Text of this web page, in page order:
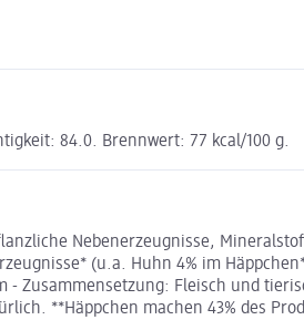
84.0. Brennwert: 77 kcal/100 g.
Nebenerzeugnisse,
(u.a. Huhn 4% im
Zusammensetzung: Fleisch und
**Häppchen machen 43% des